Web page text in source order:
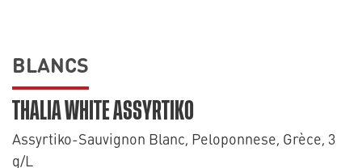
BLANCS
THALIA WHITE ASSYRTIKO
Assyrtiko-Sauvignon Blanc, Peloponnese, Grèce, 3
g/L